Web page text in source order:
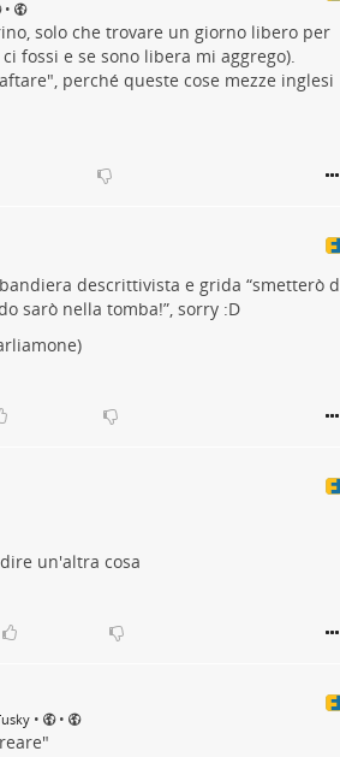
•
solo che trovare un giorno libero per
fossi e se sono libera mi aggrego).
perché queste cose mezze inglesi
descrittivista e grida “smetterò
sarò nella tomba!”, sorry :D
un'altra cosa
• •